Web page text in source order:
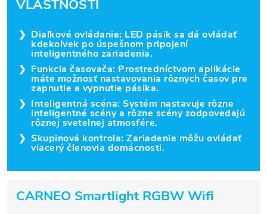
VLASTNOSTI
Diaľkové ovládanie: LED pásik sa dá ovládať
kdekoľvek po úspešnom pripojení
inteligentného zariadenia.
Funkcia časovača: Prostredníctvom aplikácie
máte možnosť nastavovania rôznych časov pre
zapnutie a vypnutie pásika.
Inteligentná scéna: Systém nastavuje rôzne
inteligentné scény a rôzne scény zodpovedajú
rôznej svetelnej atmosfére.
Skupinová kontrola: Zariadenie môžu ovládať
viacerý členovia domácnosti.
CARNEO Smartlight RGBW Wifi